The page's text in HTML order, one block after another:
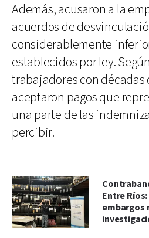
Además, acusaron a la
acuerdos de
considerablemente
establecidos por ley.
trabajadores con
aceptaron pagos que
una parte de las
percibir.
Entre
embargos